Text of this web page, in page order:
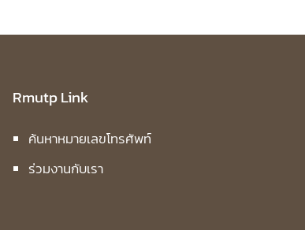
Rmutp Link
ค้นหาหมายเลขโทรศัพท์
ร่วมงานกับเรา